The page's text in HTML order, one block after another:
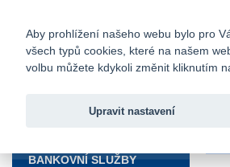
Fio banka
BANKOVNÍ SLUŽBY
Aby prohlížení našeho webu bylo pro
všech typů cookies, které na našem
volbu můžete kdykoli změnit kliknutím
Upravit nastavení